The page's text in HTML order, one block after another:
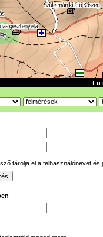
t u
tárolja el a felhasználónevet és